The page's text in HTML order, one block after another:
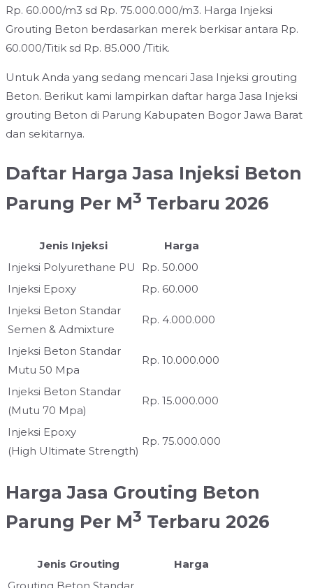
Rp. 60.000/m3 sd Rp. 75.000.000/m3. Harga Injeksi
Grouting Beton berdasarkan merek berkisar antara Rp.
60.000/Titik sd Rp. 85.000 /Titik.
Untuk Anda yang sedang mencari Jasa Injeksi grouting
Beton. Berikut kami lampirkan daftar harga Jasa Injeksi
grouting Beton di Parung Kabupaten Bogor Jawa Barat
dan sekitarnya.
Daftar Harga Jasa Injeksi Beton
Parung Per M3 Terbaru 2026
Jenis Injeksi
Harga
Injeksi Polyurethane PU
Rp. 50.000
Injeksi Epoxy
Rp. 60.000
Injeksi Beton Standar
Semen & Admixture
Rp. 4.000.000
Injeksi Beton Standar
Mutu 50 Mpa
Rp. 10.000.000
Injeksi Beton Standar
(Mutu 70 Mpa)
Rp. 15.000.000
Injeksi Epoxy
(High Ultimate Strength)
Rp. 75.000.000
Harga Jasa Grouting Beton
Parung Per M3 Terbaru 2026
Jenis Grouting
Harga